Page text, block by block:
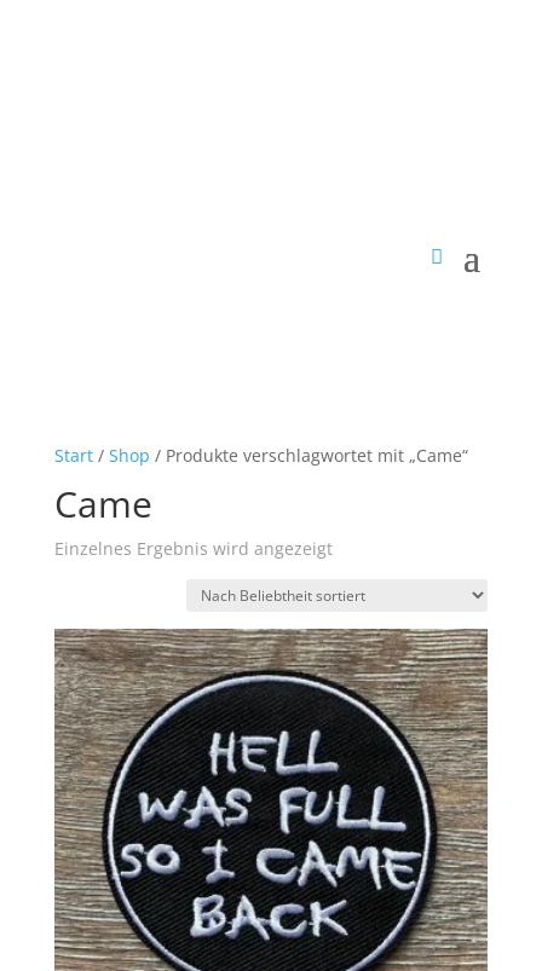
Start/ Shop / Produkte verschlagwortet mit „Came“
Came
Einzelnes Ergebnis wird angezeigt